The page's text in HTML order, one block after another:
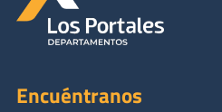
Encuéntranos